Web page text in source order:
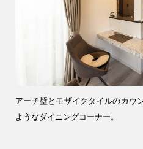
アーチ壁とモザイクタイルのカウ
ようなダイニングコーナー。
注文住宅
WELL+
テクノストラクチ
R+house